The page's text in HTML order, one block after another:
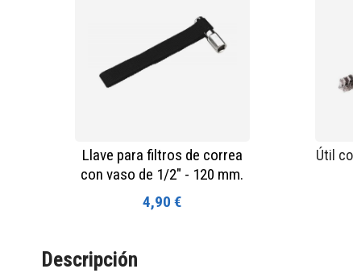
Llave para filtros de correa
con vaso de 1/2" - 120 mm.
4,90 €
Útil
Descripción